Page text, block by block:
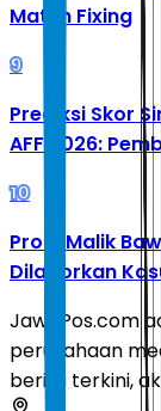
Match Fixing
9
Prediksi Skor
AFF 2026:
10
Profil Malik
Dilaporkan
JawaPos.com
perusahaan
berita terkini,